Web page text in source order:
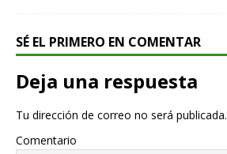
SÉ EL PRIMERO EN COMENTAR
Deja una respuesta
Tu dirección de correo no será publicada.
Comentario